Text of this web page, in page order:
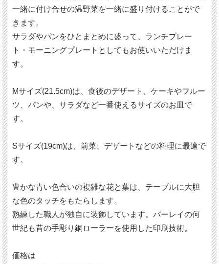
一緒に付け合せの温野菜を一緒に盛り付けることがで
きます。
サラダやパンをひとまとめに盛って、ランチプレー
ト・モーニングプレートとしてもお使いいただけま
す。
Mサイズ(21.5cm)は、食後のデザート、ケーキやフルー
ツ、パンや、サラダなど一番使えるサイズのお皿で
す。
Sサイズ(19cm)は、前菜、デザートなどの料理に最適で
す。
豊かな青い色合いの複雑な花と葉は、テーブルに大胆
な色のタッチをもたらします。
熟練した職人が独自に装飾しています。バーレイの何
世紀も昔の手彫り銅ローラーを使用した印刷技術。
価格は